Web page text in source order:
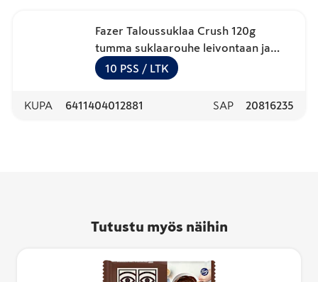
Fazer Taloussuklaa Crush 120g
tumma suklaarouhe leivontaan ja
jälkiruokiin
10 PSS / LTK
KUPA 6411404012881 SAP 20816235
Tutustu myös näihin